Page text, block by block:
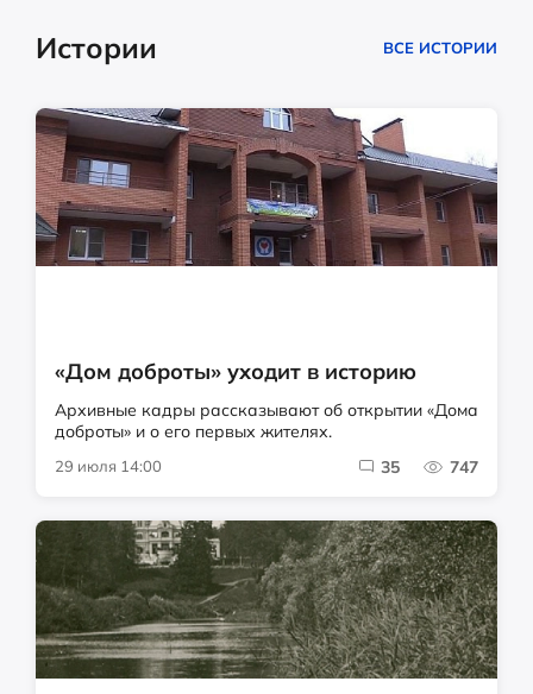
Истории ВСЕ ИСТОРИИ
«Дом доброты» уходит в историю
Архивные кадры рассказывают об открытии «Дома
доброты» и о его первых жителях.
29 июля 14:00 35 747